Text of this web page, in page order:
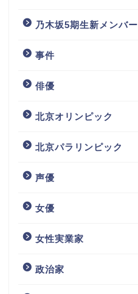
乃木坂5期生新メンバー
事件
俳優
北京オリンピック
北京パラリンピック
声優
女優
女性実業家
政治家